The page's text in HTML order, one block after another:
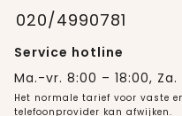
020/4990781
Service hotline
Ma.-vr. 8:00 – 18:00, Za.
Het normale tarief voor vaste
telefoonprovider kan afwijken.